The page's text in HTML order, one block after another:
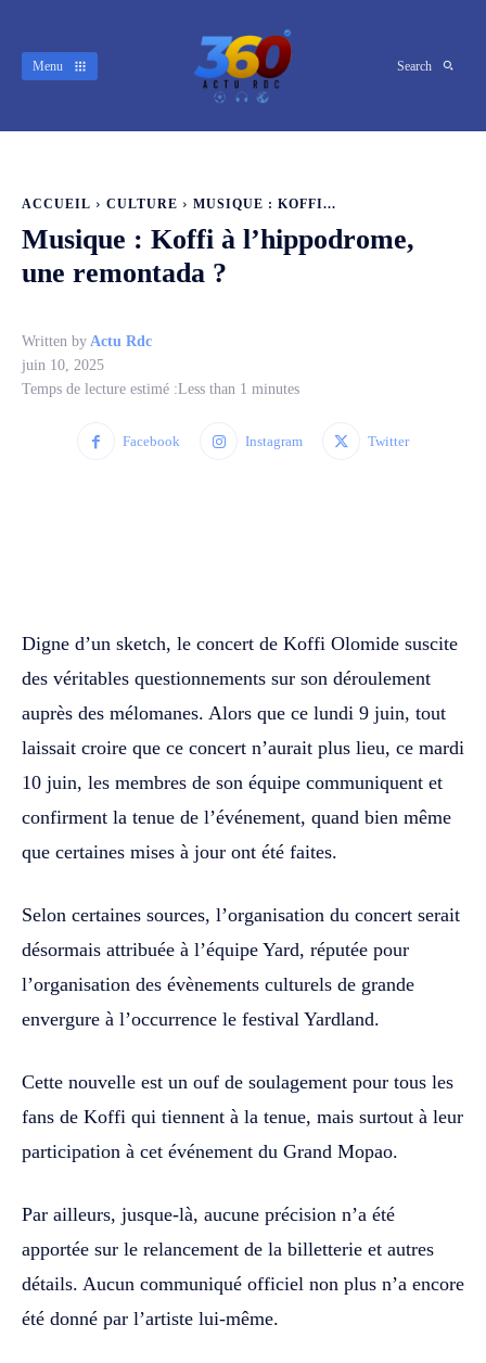
Menu Search
ACCUEIL CULTURE MUSIQUE : KOFFI...
Musique : Koffi à l’hippodrome,
une remontada ?
Written by Actu Rdc
juin 10, 2025
Temps de lecture estimé :Less than 1 minutes
Facebook Instagram Twitter
Digne d’un sketch, le concert de Koffi Olomide suscite
des véritables questionnements sur son déroulement
auprès des mélomanes. Alors que ce lundi 9 juin, tout
laissait croire que ce concert n’aurait plus lieu, ce mardi
10 juin, les membres de son équipe communiquent et
confirment la tenue de l’événement, quand bien même
que certaines mises à jour ont été faites.
Selon certaines sources, l’organisation du concert serait
désormais attribuée à l’équipe Yard, réputée pour
l’organisation des évènements culturels de grande
envergure à l’occurrence le festival Yardland.
Cette nouvelle est un ouf de soulagement pour tous les
fans de Koffi qui tiennent à la tenue, mais surtout à leur
participation à cet événement du Grand Mopao.
Par ailleurs, jusque-là, aucune précision n’a été
apportée sur le relancement de la billetterie et autres
détails. Aucun communiqué officiel non plus n’a encore
été donné par l’artiste lui-même.